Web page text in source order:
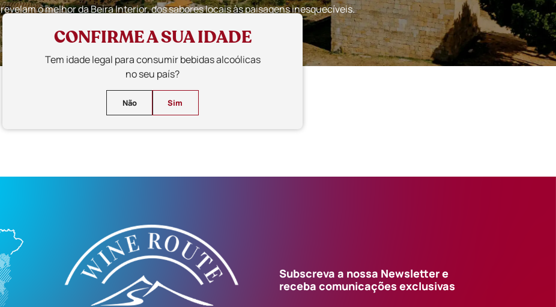
o melhor da Beira Interior, dos sabores locais às paisagens inesquecíveis.
Subscreva a nossa Newsletter e
receba comunicações exclusivas
CONFIRME A SUA IDADE
Tem idade legal para consumir bebidas alcoólicas
no seu país?
Não Sim